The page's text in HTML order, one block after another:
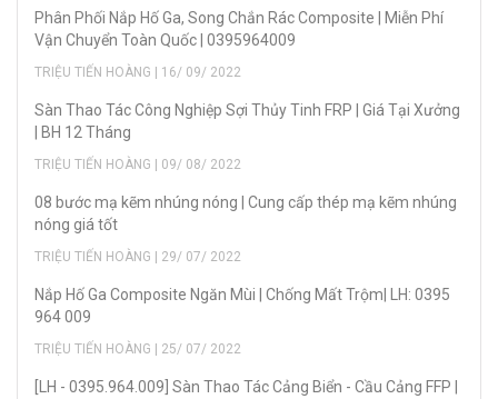
Phân Phối Nắp Hố Ga, Song Chắn Rác Composite | Miễn Phí
Vận Chuyển Toàn Quốc | 0395964009
TRIỆU TIẾN HOÀNG | 16/ 09/ 2022
Sàn Thao Tác Công Nghiệp Sợi Thủy Tinh FRP | Giá Tại Xưởng
| BH 12 Tháng
TRIỆU TIẾN HOÀNG | 09/ 08/ 2022
08 bước mạ kẽm nhúng nóng | Cung cấp thép mạ kẽm nhúng
nóng giá tốt
TRIỆU TIẾN HOÀNG | 29/ 07/ 2022
Nắp Hố Ga Composite Ngăn Mùi | Chống Mất Trộm| LH: 0395
964 009
TRIỆU TIẾN HOÀNG | 25/ 07/ 2022
[LH - 0395.964.009] Sàn Thao Tác Cảng Biển - Cầu Cảng FFP |